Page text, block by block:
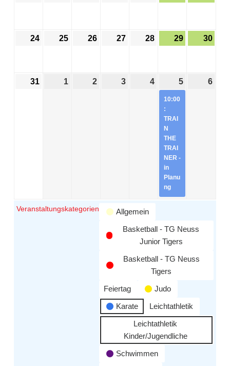
24 25 26 27 28 29 30
31 1 2 3 4 5
10:00
:
TRAI
N
THE
TRAI
NER -
in
Planu
ng
6
Veranstaltungskategorien
Allgemein
Basketball - TG Neuss
Junior Tigers
Basketball - TG Neuss
Tigers
Feiertag
Judo
Karate
Leichtathletik
Leichtathletik
Kinder/Jugendliche
Schwimmen